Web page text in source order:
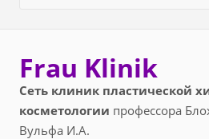
Frau Klinik
Сеть клиник пластической
косметологии профессора
Вульфа И.А.